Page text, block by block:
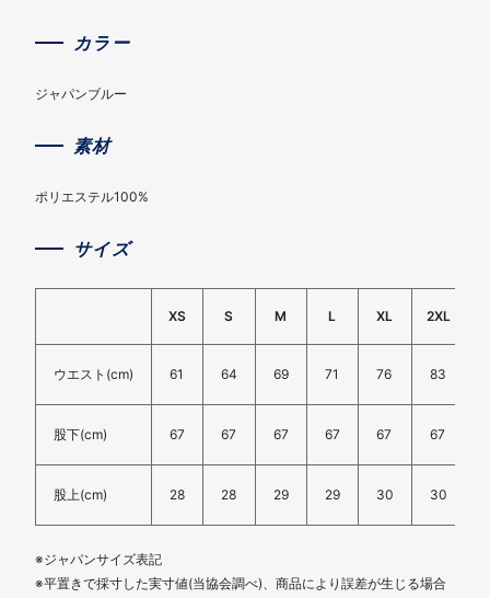
カラー
ジャパンブルー
素材
ポリエステル100%
サイズ
XS S M L XL 2XL
ウエスト(cm) 61 64 69 71 76 83
股下(cm) 67 67 67 67 67 67
股上(cm) 28 28 29 29 30 30
※ジャパンサイズ表記
※平置きで採寸した実寸値(当協会調べ)、商品により誤差が生じる場合